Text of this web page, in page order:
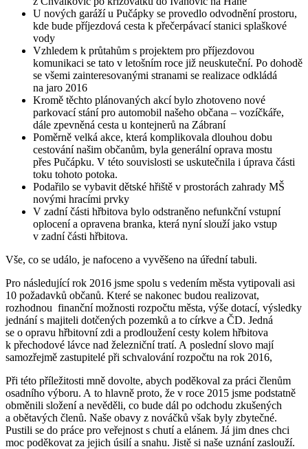
U nových garáží u Pučápky se provedlo odvodnění prostoru,
kde bude příjezdová cesta k přečerpávací stanici splaškové
vody
Vzhledem k průtahům s projektem pro příjezdovou
komunikaci se tato v letošním roce již neuskuteční. Po dohodě
se všemi zainteresovanými stranami se realizace odkládá
na jaro 2016
Kromě těchto plánovaných akcí bylo zhotoveno nové
parkovací stání pro automobil našeho občana – vozíčkáře,
dále zpevněná cesta u kontejnerů na Zábraní
Poměrně velká akce, která komplikovala dlouhou dobu
cestování našim občanům, byla generální oprava mostu
přes Pučápku. V této souvislosti se uskutečnila i úprava části
toku tohoto potoka.
Podařilo se vybavit dětské hřiště v prostorách zahrady MŠ
novými hracími prvky
V zadní části hřbitova bylo odstraněno nefunkční vstupní
oplocení a opravena branka, která nyní slouží jako vstup
v zadní části hřbitova.
Vše, co se událo, je nafoceno a vyvěšeno na úřední tabuli.
Pro následující rok 2016 jsme spolu s vedením města vytipovali asi
10 požadavků občanů. Které se nakonec budou realizovat,
rozhodnou finanční možnosti rozpočtu města, výše dotací, výsledky
jednání s majiteli dotčených pozemků a to církve a ČD. Jedná
se o opravu hřbitovní zdi a prodloužení cesty kolem hřbitova
k přechodové lávce nad železniční tratí. A poslední slovo mají
samozřejmě zastupitelé při schvalování rozpočtu na rok 2016,
Při této příležitosti mně dovolte, abych poděkoval za práci členům
osadního výboru. A to hlavně proto, že v roce 2015 jsme podstatně
obměnili složení a nevěděli, co bude dál po odchodu zkušených
a obětavých členů. Naše obavy z nováčků však byly zbytečné.
Pustili se do práce pro veřejnost s chutí a elánem. Já jim dnes chci
moc poděkovat za jejich úsilí a snahu. Jistě si naše uznání zaslouží.